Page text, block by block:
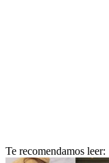
Te recomendamos leer: